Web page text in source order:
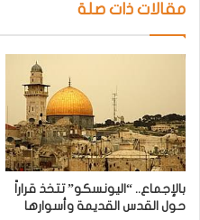
مقالات ذات صلة
بالإجماع.. “اليونسكو” تتخذ قراراً
حول القدس القديمة وأسوارها